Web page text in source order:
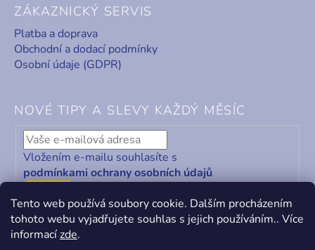
Tento web používá soubory cookie. Dalším procházením
tohoto webu vyjadřujete souhlas s jejich používáním.. Více
informacízde.
ZÁKAZNICKÝ SERVIS
Platba a doprava
Obchodní a dodací podmínky
Osobní údaje (GDPR)
NOVÉ TIPY A SLEVY KAŽDÝ MĚSÍC
Vložením e-mailu souhlasíte s
podmínkami ochrany osobních údajů
ODEBÍRAT